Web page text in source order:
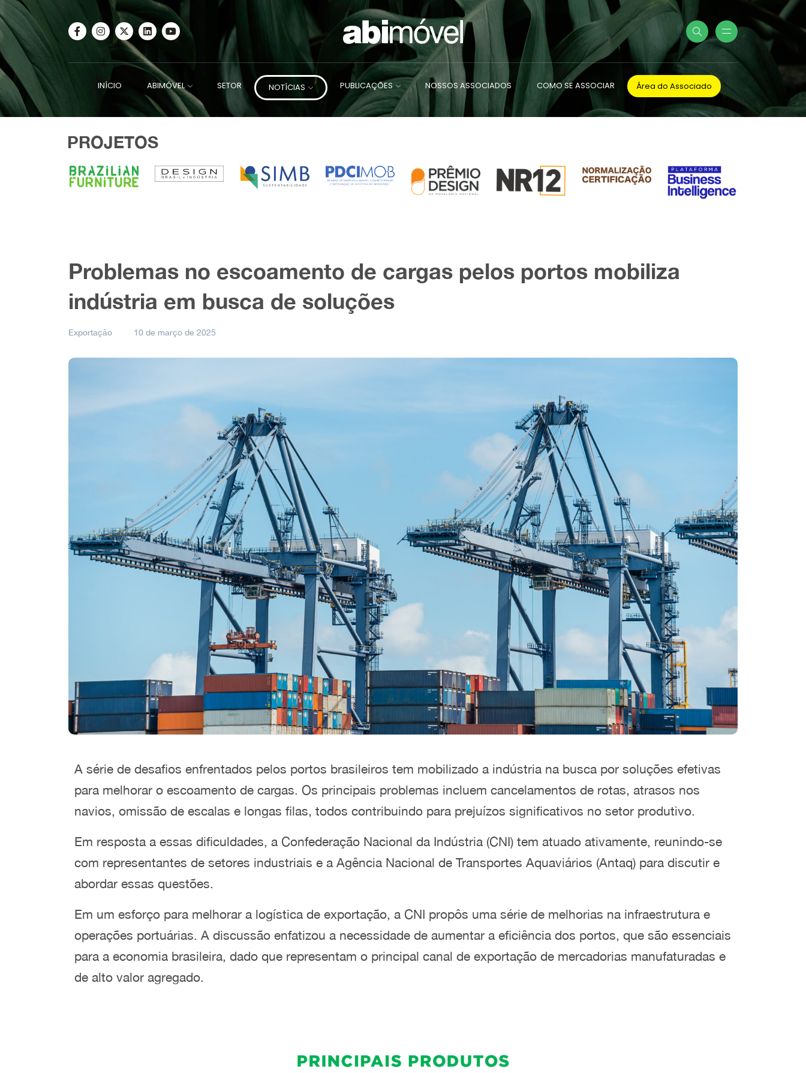
INÍCIO ABIMÓVEL SETOR NOTÍCIAS PUBLICAÇÕES NOSSOS ASSOCIADOS COMO SE ASSOCIAR Área do Associado
PROJETOS
Problemas no escoamento de cargas pelos portos mobiliza
indústria em busca de soluções
Exportação 10 de março de 2025
A série de desafios enfrentados pelos portos brasileiros tem mobilizado a indústria na busca por soluções efetivas
para melhorar o escoamento de cargas. Os principais problemas incluem cancelamentos de rotas, atrasos nos
navios, omissão de escalas e longas filas, todos contribuindo para prejuízos significativos no setor produtivo.
Em resposta a essas dificuldades, a Confederação Nacional da Indústria (CNI) tem atuado ativamente, reunindo-se
com representantes de setores industriais e a Agência Nacional de Transportes Aquaviários (Antaq) para discutir e
abordar essas questões.
Em um esforço para melhorar a logística de exportação, a CNI propôs uma série de melhorias na infraestrutura e
operações portuárias. A discussão enfatizou a necessidade de aumentar a eficiência dos portos, que são essenciais
para a economia brasileira, dado que representam o principal canal de exportação de mercadorias manufaturadas e
de alto valor agregado.